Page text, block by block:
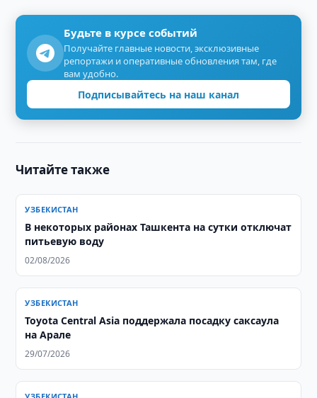
Будьте в курсе событий
Получайте главные новости, эксклюзивные
репортажи и оперативные обновления там, где
вам удобно.
Подписывайтесь на наш канал
Читайте также
УЗБЕКИСТАН
В некоторых районах Ташкента на сутки отключат
питьевую воду
02/08/2026
УЗБЕКИСТАН
Toyota Central Asia поддержала посадку саксаула
на Арале
29/07/2026